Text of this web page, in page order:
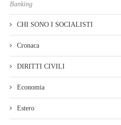
Banking
CHI SONO I SOCIALISTI
Cronaca
DIRITTI CIVILI
Economia
Estero